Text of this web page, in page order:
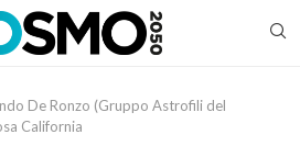
De Ronzo (Gruppo Astrofili del
California